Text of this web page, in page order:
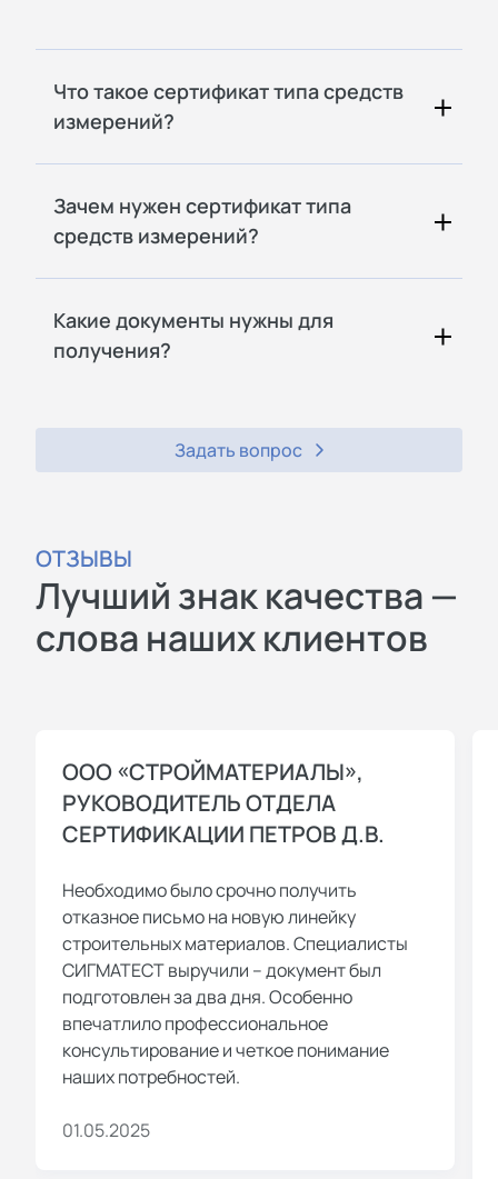
Что такое сертификат типа средств
измерений?
Зачем нужен сертификат типа
средств измерений?
Какие документы нужны для
получения?
Задать вопрос
ОТЗЫВЫ
Лучший знак качества —
слова наших клиентов
ООО «СТРОЙМАТЕРИАЛЫ»,
РУКОВОДИТЕЛЬ ОТДЕЛА
СЕРТИФИКАЦИИ ПЕТРОВ Д.В.
Необходимо было срочно получить
отказное письмо на новую линейку
строительных материалов. Специалисты
СИГМАТЕСТ выручили – документ был
подготовлен за два дня. Особенно
впечатлило профессиональное
консультирование и четкое понимание
наших потребностей.
01.05.2025